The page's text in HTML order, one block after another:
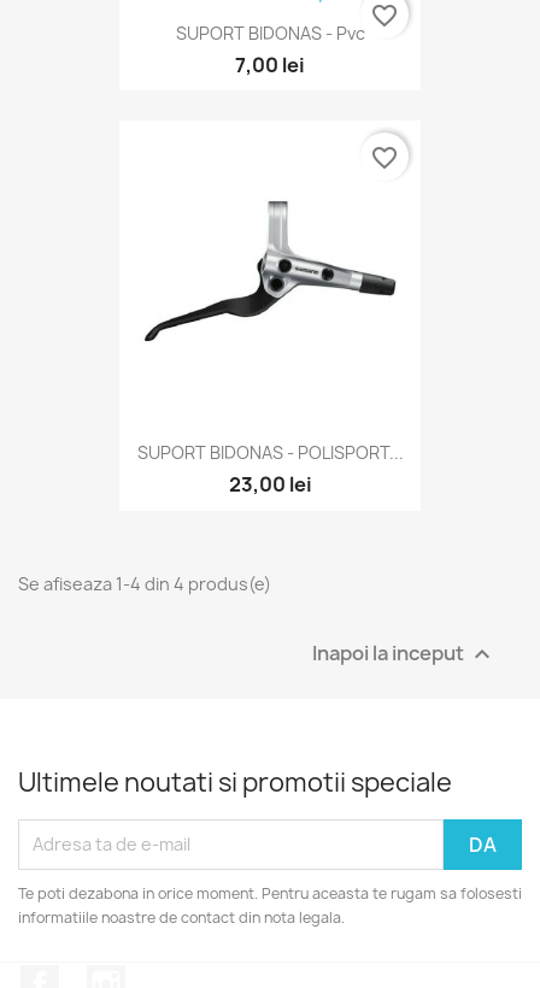
SUPORT BIDONAS - Pvc
7,00 lei
favorite_border
SUPORT BIDONAS - POLISPORT...
23,00 lei
favorite_border
Se afiseaza 1-4 din 4 produs(e)
Inapoi la inceput 
Ultimele noutati si promotii speciale
Te poti dezabona in orice moment. Pentru aceasta te rugam sa folosesti
informatiile noastre de contact din nota legala.